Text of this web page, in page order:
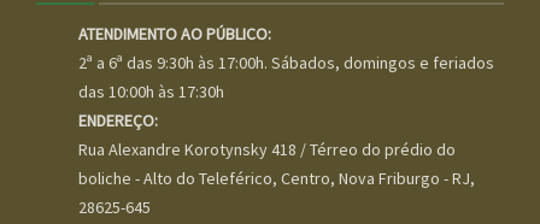
ATENDIMENTO AO PÚBLICO:
2ª a 6ª das 9:30h às 17:00h. Sábados, domingos e feriados
das 10:00h às 17:30h
ENDEREÇO:
Rua Alexandre Korotynsky 418 / Térreo do prédio do
boliche - Alto do Teleférico, Centro, Nova Friburgo - RJ,
28625-645